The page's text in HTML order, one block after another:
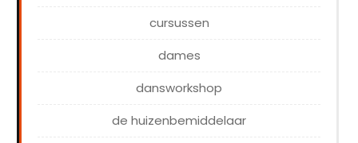
cursussen
dames
dansworkshop
de huizenbemiddelaar